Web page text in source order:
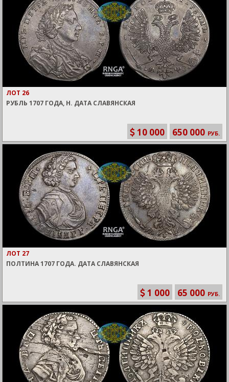
ЛОТ 26
РУБЛЬ 1707 ГОДА, Н. ДАТА СЛАВЯНСКАЯ
10 000 650 000 РУБ.
ЛОТ 27
ПОЛТИНА 1707 ГОДА. ДАТА СЛАВЯНСКАЯ
1 000 65 000 РУБ.